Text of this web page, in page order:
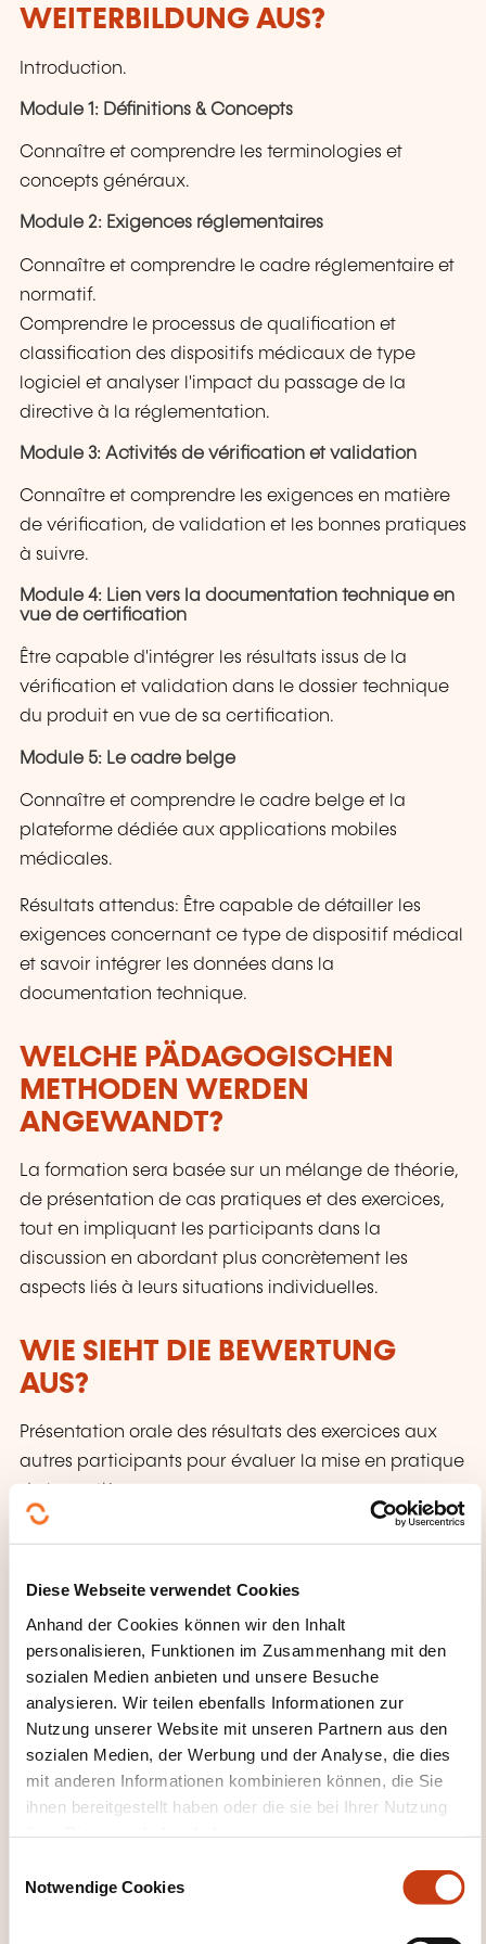
Diese Webseite verwendet Cookies
Anhand der Cookies können wir den Inhalt
personalisieren, Funktionen im Zusammenhang mit den
sozialen Medien anbieten und unsere Besuche
analysieren. Wir teilen ebenfalls Informationen zur
Nutzung unserer Website mit unseren Partnern aus den
sozialen Medien, der Werbung und der Analyse, die dies
mit anderen Informationen kombinieren können, die Sie
ihnen bereitgestellt haben oder die sie bei Ihrer Nutzung
Notwendige Cookies
WEITERBILDUNG AUS?
Introduction.
Module 1: Définitions & Concepts
Connaître et comprendre les terminologies et
concepts généraux.
Module 2: Exigences réglementaires
Connaître et comprendre le cadre réglementaire et
normatif.
Comprendre le processus de qualification et
classification des dispositifs médicaux de type
logiciel et analyser l'impact du passage de la
directive à la réglementation.
Module 3: Activités de vérification et validation
Connaître et comprendre les exigences en matière
de vérification, de validation et les bonnes pratiques
à suivre.
Module 4: Lien vers la documentation technique en
vue de certification
Être capable d'intégrer les résultats issus de la
vérification et validation dans le dossier technique
du produit en vue de sa certification.
Module 5: Le cadre belge
Connaître et comprendre le cadre belge et la
plateforme dédiée aux applications mobiles
médicales.
Résultats attendus: Être capable de détailler les
exigences concernant ce type de dispositif médical
et savoir intégrer les données dans la
documentation technique.
WELCHE PÄDAGOGISCHEN
METHODEN WERDEN
ANGEWANDT?
La formation sera basée sur un mélange de théorie,
de présentation de cas pratiques et des exercices,
tout en impliquant les participants dans la
discussion en abordant plus concrètement les
aspects liés à leurs situations individuelles.
WIE SIEHT DIE BEWERTUNG
AUS?
Présentation orale des résultats des exercices aux
autres participants pour évaluer la mise en pratique
Questionnaire à choix multiples pour évaluer
l’assimilation de la matière.
WAS ERHALTEN SIE AM ENDE
DER WEITERBILDUNG?
Des attestations de participation seront envoyées,
par email, aux participants après la formation s’ils
ont participé intégralement à celle-ci et seulement
après paiement de la facture qui y est relative.
WELCHE KURSUNTERLAGEN
WERDEN BEREITGESTELLT?